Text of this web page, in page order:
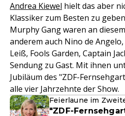
Andrea Kiewel hielt das aber
Klassiker zum Besten zu
Murphy Gang waren an
anderem auch Nino de
Leiß, Fools Garden, Captain
Sendung zu Gast. Mit ihnen
Jubiläum des "ZDF-
alle vier Jahrzehnte der Show.
Feierlaune im
"ZDF-